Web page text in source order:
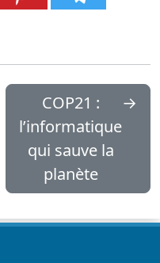
COP21 :
l’informatique
qui sauve la
planète
→